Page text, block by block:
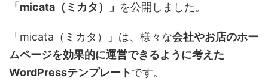
「micata（ミカタ）」 を公開しました。
「micata（ミカタ）」は、様々な会社やお店のホー
ムページを効果的に運営できるように考えた
WordPressテンプレートです。